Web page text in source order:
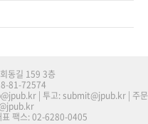
동길 159 3층
81-72574
| 투고: submit@jpub.kr | 주문
팩스: 02-6280-0405